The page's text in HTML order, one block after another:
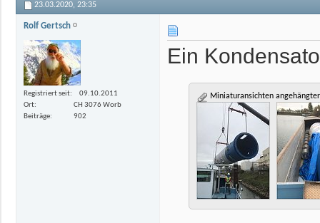
23.03.2020, 23:35
Rolf Gertsch
Registriert seit
09.10.2011
Ort
CH 3076 Worb
Beiträge
902
Ein
Miniaturansichten